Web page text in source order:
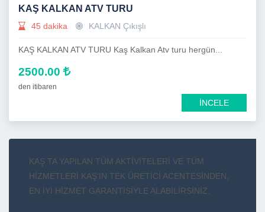
KAŞ KALKAN ATV TURU
45 dakika KALKAN Çıkışlı
KAŞ KALKAN ATV TURU Kaş Kalkan Atv turu hergün...
2500.00
den itibaren
İNCELE
KAŞ TA YAPILAN TÜM AKTİVİTELERİ VE TÜM
HİZMETLERİ KAŞ’IN TEK ÜRETİCİ ACENTESİNDEN,
EN İYİ HİZMET GARANTİSİYLE ALABİLİRSİNİZ.